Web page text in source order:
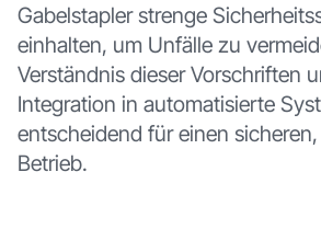
Gabelstapler strenge
einhalten, um Unfälle zu
Verständnis dieser Vorschriften
Integration in automatisierte
entscheidend für einen
Betrieb.